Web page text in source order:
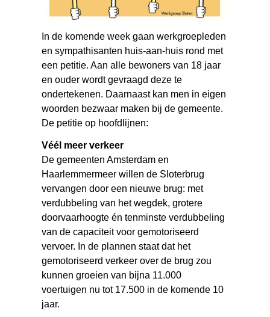
In de komende week gaan werkgroepleden
en sympathisanten huis-aan-huis rond met
een petitie. Aan alle bewoners van 18 jaar
en ouder wordt gevraagd deze te
ondertekenen. Daarnaast kan men in eigen
woorden bezwaar maken bij de gemeente.
De petitie op hoofdlijnen:
Véél meer verkeer
De gemeenten Amsterdam en
Haarlemmermeer willen de Sloterbrug
vervangen door een nieuwe brug: met
verdubbeling van het wegdek, grotere
doorvaarhoogte én tenminste verdubbeling
van de capaciteit voor gemotoriseerd
vervoer. In de plannen staat dat het
gemotoriseerd verkeer over de brug zou
kunnen groeien van bijna 11.000
voertuigen nu tot 17.500 in de komende 10
jaar.